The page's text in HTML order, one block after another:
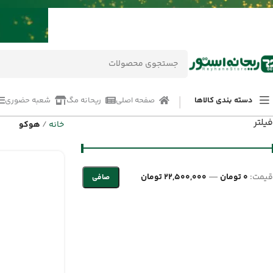
دسته بندی کالاها صفحه اصلی ریحانه مگ شعبه حضوری
فیلتر
صافی قيمت: 0 تومان — 22,500,000 تومان
خانه / هوکو